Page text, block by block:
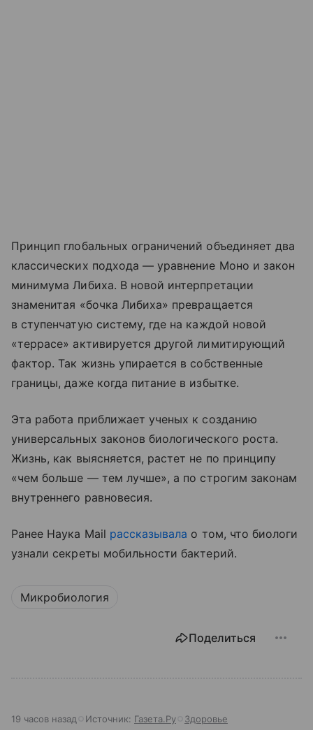
Принцип глобальных ограничений объединяет два
классических подхода — уравнение Моно и закон
минимума Либиха. В новой интерпретации
знаменитая «бочка Либиха» превращается
в ступенчатую систему, где на каждой новой
«террасе» активируется другой лимитирующий
фактор. Так жизнь упирается в собственные
границы, даже когда питание в избытке.
Эта работа приближает ученых к созданию
универсальных законов биологического роста.
Жизнь, как выясняется, растет не по принципу
«чем больше — тем лучше», а по строгим законам
внутреннего равновесия.
Ранее Наука Mail рассказывала о том, что биологи
узнали секреты мобильности бактерий.
Микробиология
Поделиться
19 часов назад Источник: Газета.Ру Здоровье